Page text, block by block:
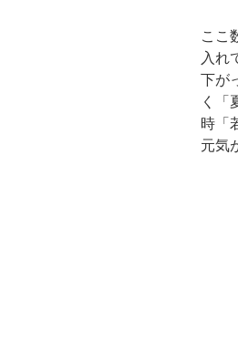
ここ
入れ
下が
く「
時「
元気